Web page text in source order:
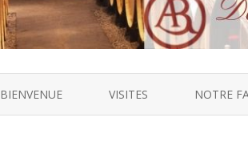
BIENVENUE VISITES NOTRE